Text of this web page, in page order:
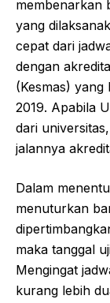
membenarkan
yang
cepat dari
dengan
(Kesmas) yang
2019. Apabila
dari
jalannya
Dalam
menuturkan
maka tanggal
Mengingat
kurang lebih